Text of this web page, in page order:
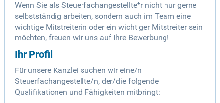
Wenn Sie als Steuerfachangestellte*r nicht nur gerne
selbstständig arbeiten, sondern auch im Team eine
wichtige Mitstreiterin oder ein wichtiger Mitstreiter sein
möchten, freuen wir uns auf Ihre Bewerbung!
Ihr Profil
Für unsere Kanzlei suchen wir eine/n
Steuerfachangestellte/n, der/die folgende
Qualifikationen und Fähigkeiten mitbringt: